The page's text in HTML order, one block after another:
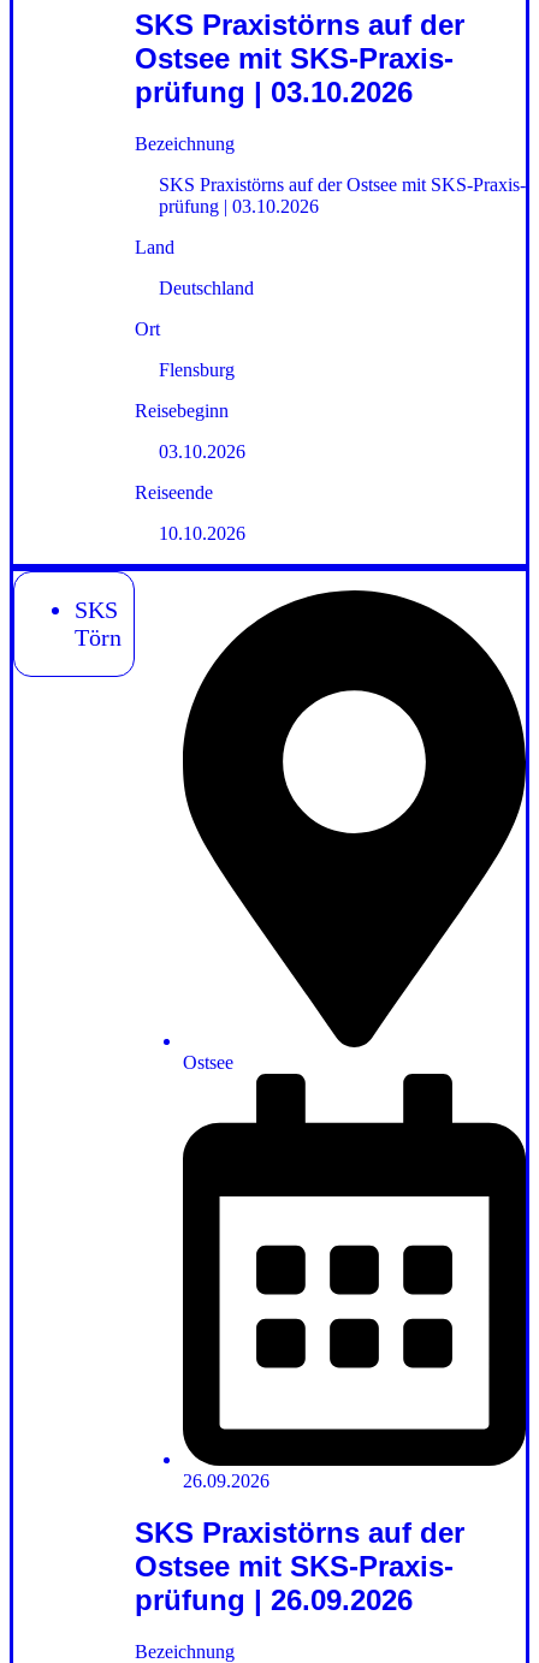
SKS Praxistörns auf der
Ostsee mit SKS-Praxis­
prüfung | 03.10.2026
Bezeichnung
SKS Praxistörns auf der Ostsee mit SKS-Praxis­
prüfung | 03.10.2026
Land
Deutschland
Ort
Flensburg
Reisebeginn
03.10.2026
Reiseende
10.10.2026
SKS
Törn
Ostsee
26.09.2026
SKS Praxistörns auf der
Ostsee mit SKS-Praxis­
prüfung | 26.09.2026
Bezeichnung